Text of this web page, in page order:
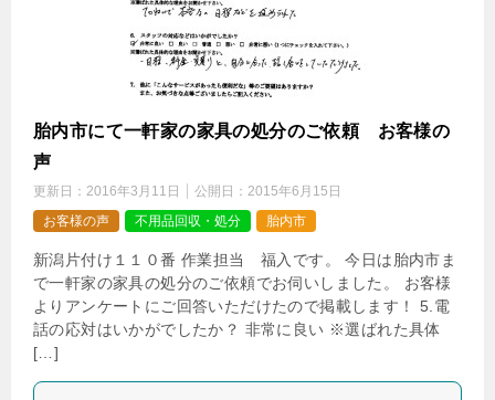
胎内市にて一軒家の家具の処分のご依頼 お客様の
声
更新日： 2016年3月11日 公開日： 2015年6月15日
お客様の声
不用品回収・処分 胎内市
新潟片付け１１０番 作業担当 福入です。 今日は胎内市ま
で一軒家の家具の処分のご依頼でお伺いしました。 お客様
よりアンケートにご回答いただけたので掲載します！ 5.電
話の応対はいかがでしたか？ 非常に良い ※選ばれた具体
[…]